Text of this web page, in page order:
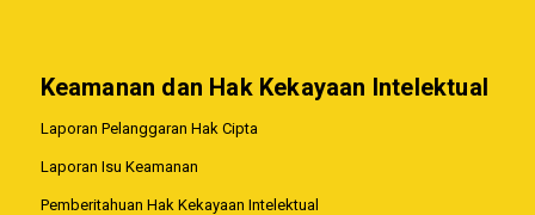
Keamanan dan Hak Kekayaan Intelektual
Laporan Pelanggaran Hak Cipta
Laporan Isu Keamanan
Pemberitahuan Hak Kekayaan Intelektual